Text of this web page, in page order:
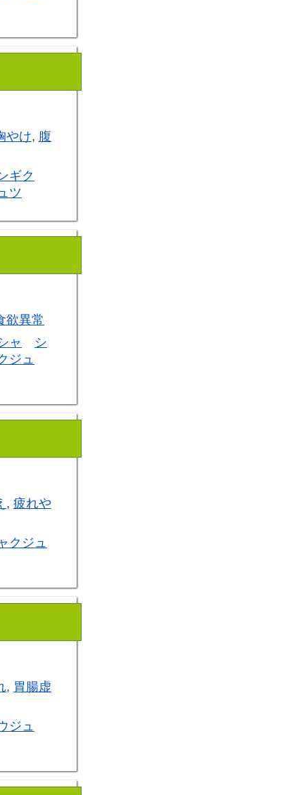
やけ, 腹
ギク
ツ
欲異常
ャ
シ
ジュ
, 疲れや
クジュ
, 胃腸虚
ジュ